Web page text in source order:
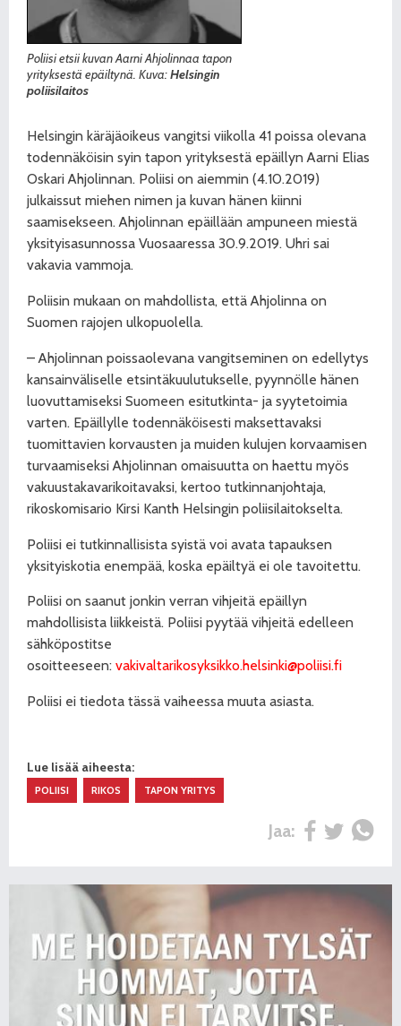
Poliisi etsii kuvan Aarni Ahjolinnaa tapon
yrityksestä epäiltynä. Kuva:Helsingin
poliisilaitos
Helsingin käräjäoikeus vangitsi viikolla 41 poissa olevana
todennäköisin syin tapon yrityksestä epäillyn Aarni Elias
Oskari Ahjolinnan. Poliisi on aiemmin (4.10.2019)
julkaissut miehen nimen ja kuvan hänen kiinni
saamisekseen. Ahjolinnan epäillään ampuneen miestä
yksityisasunnossa Vuosaaressa 30.9.2019. Uhri sai
vakavia vammoja.
Poliisin mukaan on mahdollista, että Ahjolinna on
Suomen rajojen ulkopuolella.
– Ahjolinnan poissaolevana vangitseminen on edellytys
kansainväliselle etsintäkuulutukselle, pyynnölle hänen
luovuttamiseksi Suomeen esitutkinta- ja syytetoimia
varten. Epäillylle todennäköisesti maksettavaksi
tuomittavien korvausten ja muiden kulujen korvaamisen
turvaamiseksi Ahjolinnan omaisuutta on haettu myös
vakuustakavarikoitavaksi, kertoo tutkinnanjohtaja,
rikoskomisario Kirsi Kanth Helsingin poliisilaitokselta.
Poliisi ei tutkinnallisista syistä voi avata tapauksen
yksityiskotia enempää, koska epäiltyä ei ole tavoitettu.
Poliisi on saanut jonkin verran vihjeitä epäillyn
mahdollisista liikkeistä. Poliisi pyytää vihjeitä edelleen
sähköpostitse
osoitteeseen: vakivaltarikosyksikko.helsinki@poliisi.fi
Poliisi ei tiedota tässä vaiheessa muuta asiasta.
Lue lisää aiheesta:
POLIISI RIKOS TAPON YRITYS
Jaa: